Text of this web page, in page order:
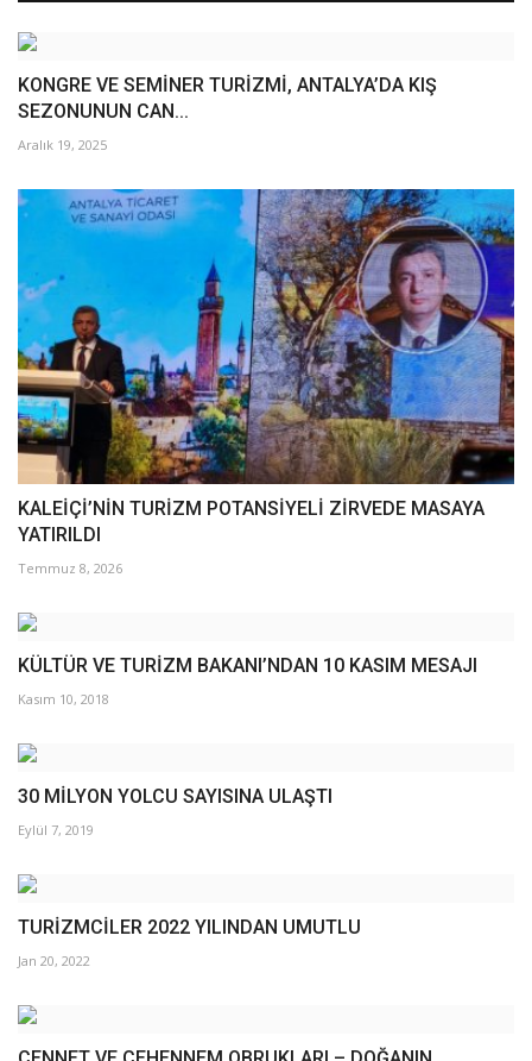
KONGRE VE SEMİNER TURİZMİ, ANTALYA’DA KIŞ
SEZONUNUN CAN...
Aralık 19, 2025
KALEİÇİ’NİN TURİZM POTANSİYELİ ZİRVEDE MASAYA
YATIRILDI
Temmuz 8, 2026
KÜLTÜR VE TURİZM BAKANI’NDAN 10 KASIM MESAJI
Kasım 10, 2018
30 MİLYON YOLCU SAYISINA ULAŞTI
Eylül 7, 2019
TURİZMCİLER 2022 YILINDAN UMUTLU
Jan 20, 2022